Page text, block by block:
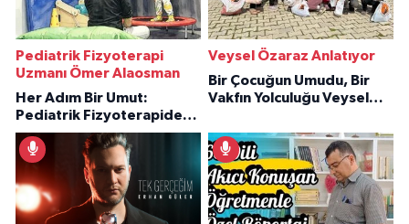
Pediatrik Fizyoterapi
Uzmanı Ömer Alaosman
Her Adım Bir Umut:
Pediatrik Fizyoterapiden
İlham Veren Hikâyeler
Veysel Özaraz Anlatıyor
Bir Çocuğun Umudu, Bir
Vakfın Yolculuğu Veysel